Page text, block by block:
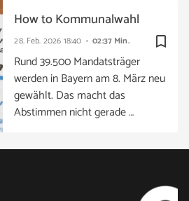
bookmark_border
28. Feb. 2026 18:40 02:37 Min.
How to Kommunalwahl
Rund 39.500 Mandatsträger
werden in Bayern am 8. März neu
gewählt. Das macht das
Abstimmen nicht gerade …